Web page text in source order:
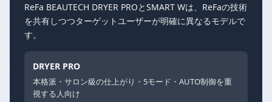
ReFa BEAUTECH DRYER PROとSMART Wは、ReFaの技術
を共有しつつターゲットユーザーが明確に異なるモデルで
す。
DRYER PRO
本格派・サロン級の仕上がり・5モード・AUTO制御を重
視する人向け